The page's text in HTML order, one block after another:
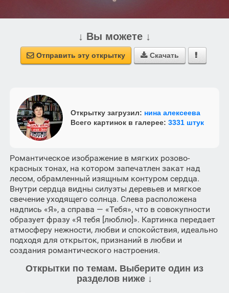
↓ Вы можете ↓
 Отправить эту открытку  Скачать 
Открытку загрузил: нина алексеева
Всего картинок в галерее: 3331 штук
Романтическое изображение в мягких розово-
красных тонах, на котором запечатлен закат над
лесом, обрамленный изящным контуром сердца.
Внутри сердца видны силуэты деревьев и мягкое
свечение уходящего солнца. Слева расположена
надпись «Я», а справа — «Тебя», что в совокупности
образует фразу «Я тебя [люблю]». Картинка передает
атмосферу нежности, любви и спокойствия, идеально
подходя для открыток, признаний в любви и
создания романтического настроения.
Открытки по темам. Выберите один из
разделов ниже ↓